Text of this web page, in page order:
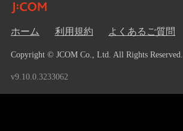
ホーム 利用規約 よくあるご質問
Copyright © JCOM Co., Ltd. All Rights Reserved.
v9.10.0.3233062